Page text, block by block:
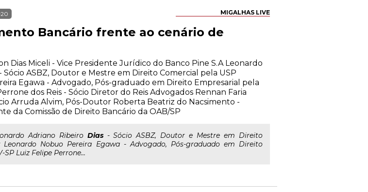
MIGALHAS LIVE
Bancário frente ao cenário de
Dias Miceli - Vice Presidente Jurídico do Banco Pine S.A Leonardo
Sócio ASBZ, Doutor e Mestre em Direito Comercial pela USP
Egawa - Advogado, Pós-graduado em Direito Empresarial pela
dos Reis - Sócio Diretor do Reis Advogados Rennan Faria
Arruda Alvim, Pós-Doutor Roberta Beatriz do Nacsimento -
da Comissão de Direito Bancário da OAB/SP
Adriano Ribeiro Dias- Sócio ASBZ, Doutor e Mestre em Direito
Leonardo Nobuo Pereira Egawa - Advogado, Pós-graduado em Direito
Luiz Felipe Perrone...